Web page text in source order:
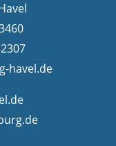
havel.de